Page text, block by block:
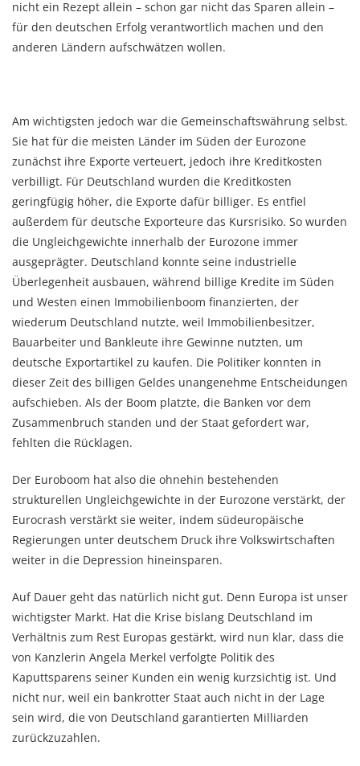
nicht ein Rezept allein – schon gar nicht das Sparen allein –
für den deutschen Erfolg verantwortlich machen und den
anderen Ländern aufschwätzen wollen.
Am wichtigsten jedoch war die Gemeinschaftswährung selbst.
Sie hat für die meisten Länder im Süden der Eurozone
zunächst ihre Exporte verteuert, jedoch ihre Kreditkosten
verbilligt. Für Deutschland wurden die Kreditkosten
geringfügig höher, die Exporte dafür billiger. Es entfiel
außerdem für deutsche Exporteure das Kursrisiko. So wurden
die Ungleichgewichte innerhalb der Eurozone immer
ausgeprägter. Deutschland konnte seine industrielle
Überlegenheit ausbauen, während billige Kredite im Süden
und Westen einen Immobilienboom finanzierten, der
wiederum Deutschland nutzte, weil Immobilienbesitzer,
Bauarbeiter und Bankleute ihre Gewinne nutzten, um
deutsche Exportartikel zu kaufen. Die Politiker konnten in
dieser Zeit des billigen Geldes unangenehme Entscheidungen
aufschieben. Als der Boom platzte, die Banken vor dem
Zusammenbruch standen und der Staat gefordert war,
fehlten die Rücklagen.
Der Euroboom hat also die ohnehin bestehenden
strukturellen Ungleichgewichte in der Eurozone verstärkt, der
Eurocrash verstärkt sie weiter, indem südeuropäische
Regierungen unter deutschem Druck ihre Volkswirtschaften
weiter in die Depression hineinsparen.
Auf Dauer geht das natürlich nicht gut. Denn Europa ist unser
wichtigster Markt. Hat die Krise bislang Deutschland im
Verhältnis zum Rest Europas gestärkt, wird nun klar, dass die
von Kanzlerin Angela Merkel verfolgte Politik des
Kaputtsparens seiner Kunden ein wenig kurzsichtig ist. Und
nicht nur, weil ein bankrotter Staat auch nicht in der Lage
sein wird, die von Deutschland garantierten Milliarden
zurückzuzahlen.